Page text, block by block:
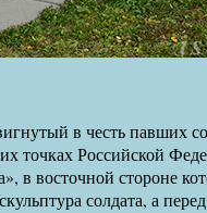
в честь павших
точках Российской
восточной стороне
солдата, а